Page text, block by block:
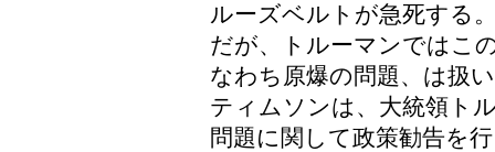
ルーズベルトが急死する
だが、トルーマンではこ
なわち原爆の問題、は扱
ティムソンは、大統領ト
問題に関して政策勧告を